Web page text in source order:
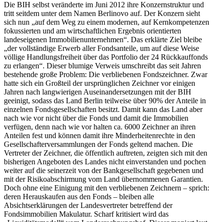
Die BIH selbst veränderte im Juni 2012 ihre Konzernstruktur und
tritt seitdem unter dem Namen Berlinovo auf. Der Konzern sieht
sich nun „auf dem Weg zu einem modernen, auf Kernkompetenzen
fokussierten und am wirtschaftlichen Ergebnis orientierten
landeseigenen Immobilienunternehmen“. Das erklärte Ziel bleibe
„der vollständige Erwerb aller Fondsanteile, um auf diese Weise
völlige Handlungsfreiheit über das Portfolio der 24 Rückkauffonds
zu erlangen“. Dieser blumige Verweis umschreibt das seit Jahren
bestehende große Problem: Die verbliebenen Fondszeichner. Zwar
hatte sich ein Großteil der ursprünglichen Zeichner vor einigen
Jahren nach langwierigen Auseinandersetzungen mit der BIH
geeinigt, sodass das Land Berlin teilweise über 90% der Anteile in
einzelnen Fondsgesellschaften besitzt. Damit kann das Land aber
nach wie vor nicht über die Fonds und damit die Immobilien
verfügen, denn nach wie vor halten ca. 6000 Zeichner an ihren
Anteilen fest und können damit ihre Minderheitenrechte in den
Gesellschafterversammlungen der Fonds geltend machen. Die
Vertreter der Zeichner, die öffentlich auftreten, zeigten sich mit den
bisherigen Angeboten des Landes nicht einverstanden und pochen
weiter auf die seinerzeit von der Bankgesellschaft gegebenen und
mit der Risikoabschirmung vom Land übernommenen Garantien.
Doch ohne eine Einigung mit den verbliebenen Zeichnern – sprich:
deren Herauskaufen aus den Fonds – bleiben alle
Absichtserklärungen der Landesvertreter betreffend der
Fondsimmobilien Makulatur. Scharf kritisiert wird das